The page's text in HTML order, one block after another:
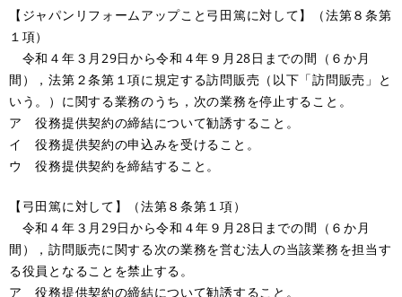
【ジャパンリフォームアップこと弓田篤に対して】（法第８条第
１項）
令和４年３月29日から令和４年９月28日までの間（６か月
間），法第２条第１項に規定する訪問販売（以下「訪問販売」と
いう。）に関する業務のうち，次の業務を停止すること。
ア 役務提供契約の締結について勧誘すること。
イ 役務提供契約の申込みを受けること。
ウ 役務提供契約を締結すること。
【弓田篤に対して】（法第８条第１項）
令和４年３月29日から令和４年９月28日までの間（６か月
間），訪問販売に関する次の業務を営む法人の当該業務を担当す
る役員となることを禁止する。
ア 役務提供契約の締結について勧誘すること。